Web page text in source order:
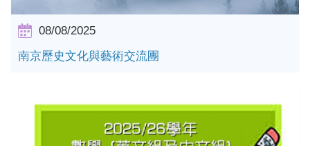
08/08/2025
南京歷史文化與藝術交流團